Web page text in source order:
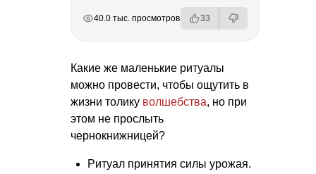
40.0 тыс. просмотров 33
Какие же маленькие ритуалы
можно провести, чтобы ощутить в
жизни толику волшебства, но при
этом не прослыть
чернокнижницей?
Ритуал принятия силы урожая.